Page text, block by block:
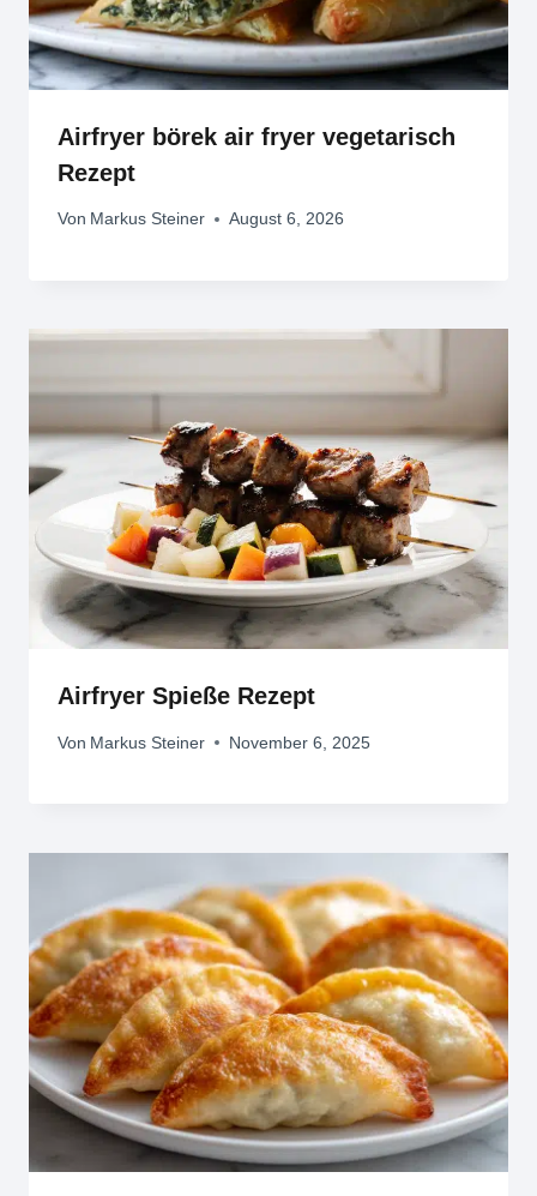
Airfryer börek air fryer vegetarisch
Rezept
Von Markus Steiner August 6, 2026
Airfryer Spieße Rezept
Von Markus Steiner November 6, 2025